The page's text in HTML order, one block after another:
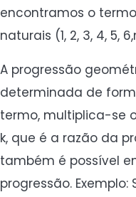
encontramos o termo
naturais (1, 2, 3, 4, 5,
A progressão
determinada de
termo, multiplica-se
k, que é a razão da
também é possível
progressão. Exemplo: